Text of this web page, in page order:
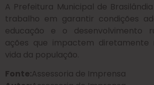
A Prefeitura Municipal de
trabalho em garantir condições
educação e o desenvolvimento
ações que impactem diretamente
vida da população.
Fonte:Assessoria de Imprensa